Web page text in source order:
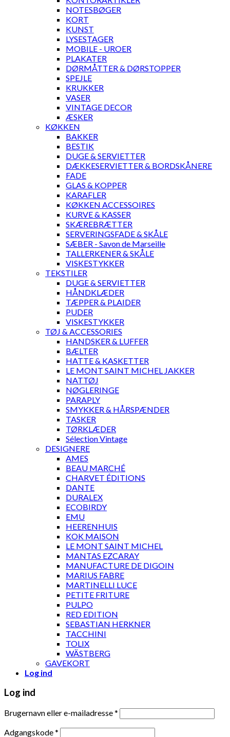
NOTESBØGER
KORT
KUNST
LYSESTAGER
MOBILE - UROER
PLAKATER
DØRMÅTTER & DØRSTOPPER
SPEJLE
KRUKKER
VASER
VINTAGE DECOR
ÆSKER
KØKKEN
BAKKER
BESTIK
DUGE & SERVIETTER
DÆKKESERVIETTER & BORDSKÅNERE
FADE
GLAS & KOPPER
KARAFLER
KØKKEN ACCESSOIRES
KURVE & KASSER
SKÆREBRÆTTER
SERVERINGSFADE & SKÅLE
SÆBER - Savon de Marseille
TALLERKENER & SKÅLE
VISKESTYKKER
TEKSTILER
DUGE & SERVIETTER
HÅNDKLÆDER
TÆPPER & PLAIDER
PUDER
VISKESTYKKER
TØJ & ACCESSORIES
HANDSKER & LUFFER
BÆLTER
HATTE & KASKETTER
LE MONT SAINT MICHEL JAKKER
NATTØJ
NØGLERINGE
PARAPLY
SMYKKER & HÅRSPÆNDER
TASKER
TØRKLÆDER
Sélection Vintage
DESIGNERE
AMES
BEAU MARCHÉ
CHARVET ÉDITIONS
DANTE
DURALEX
ECOBIRDY
EMU
HEERENHUIS
KOK MAISON
LE MONT SAINT MICHEL
MANTAS EZCARAY
MANUFACTURE DE DIGOIN
MARIUS FABRE
MARTINELLI LUCE
PETITE FRITURE
PULPO
RED EDITION
SEBASTIAN HERKNER
TACCHINI
TOLIX
WÄSTBERG
GAVEKORT
Log ind
Log ind
Brugernavn eller e-mailadresse*
Adgangskode*